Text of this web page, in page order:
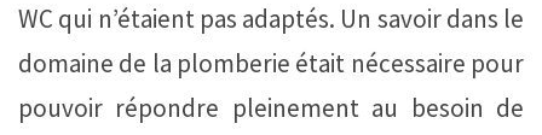
WC qui n’étaient pas adaptés. Un savoir dans le
domaine de la plomberie était nécessaire pour
pouvoir répondre pleinement au besoin de